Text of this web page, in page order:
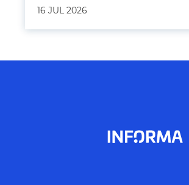
16 JUL 2026